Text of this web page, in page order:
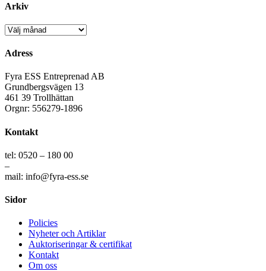
Arkiv
Arkiv
Adress
Fyra ESS Entreprenad AB
Grundbergsvägen 13
461 39 Trollhättan
Orgnr: 556279-1896
Kontakt
tel: 0520 – 180 00
–
mail: info@fyra-ess.se
Sidor
Policies
Nyheter och Artiklar
Auktoriseringar & certifikat
Kontakt
Om oss